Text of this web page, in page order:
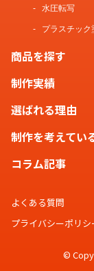
水圧転写
プラスチック
商品を探す
制作実績
選ばれる理由
制作を考えてい
コラム記事
よくある質問
プライバシーポリシ
©